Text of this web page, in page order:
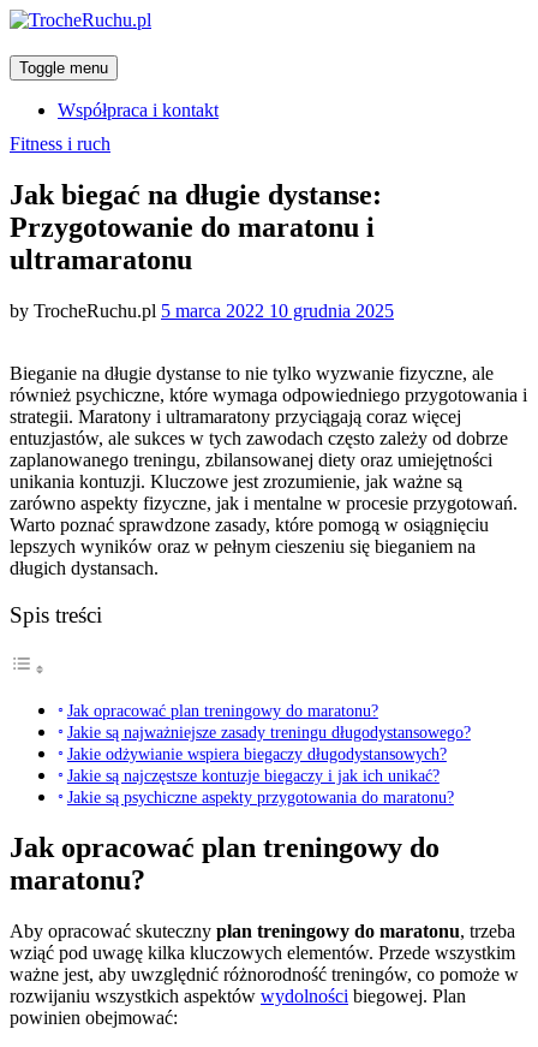
Toggle menu
Współpraca i kontakt
Categories
Fitness i ruch
Jak biegać na długie dystanse:
Przygotowanie do maratonu i
ultramaratonu
by TrocheRuchu.pl Posted
5 marca 2022 10 grudnia 2025
Bieganie na długie dystanse to nie tylko wyzwanie fizyczne, ale
również psychiczne, które wymaga odpowiedniego przygotowania i
strategii. Maratony i ultramaratony przyciągają coraz więcej
entuzjastów, ale sukces w tych zawodach często zależy od dobrze
zaplanowanego treningu, zbilansowanej diety oraz umiejętności
unikania kontuzji. Kluczowe jest zrozumienie, jak ważne są
zarówno aspekty fizyczne, jak i mentalne w procesie przygotowań.
Warto poznać sprawdzone zasady, które pomogą w osiągnięciu
lepszych wyników oraz w pełnym cieszeniu się bieganiem na
długich dystansach.
Spis treści
Jak opracować plan treningowy do maratonu?
Jakie są najważniejsze zasady treningu długodystansowego?
Jakie odżywianie wspiera biegaczy długodystansowych?
Jakie są najczęstsze kontuzje biegaczy i jak ich unikać?
Jakie są psychiczne aspekty przygotowania do maratonu?
Jak opracować plan treningowy do
maratonu?
Aby opracować skuteczny plan treningowy do maratonu, trzeba
wziąć pod uwagę kilka kluczowych elementów. Przede wszystkim
ważne jest, aby uwzględnić różnorodność treningów, co pomoże w
rozwijaniu wszystkich aspektów wydolności biegowej. Plan
powinien obejmować: